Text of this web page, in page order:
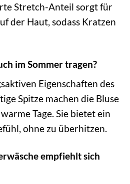
Stretch-Anteil sorgt für
der Haut, sodass Kratzen
im Sommer tragen?
Eigenschaften des
Spitze machen die Bluse
Tage. Sie bietet ein
ohne zu überhitzen.
empfiehlt sich